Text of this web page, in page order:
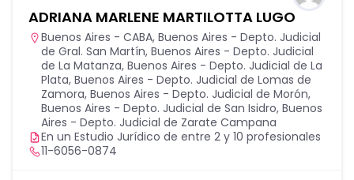
ADRIANA MARLENE MARTILOTTA LUGO
Buenos Aires - CABA, Buenos Aires - Depto. Judicial
de Gral. San Martín, Buenos Aires - Depto. Judicial
de La Matanza, Buenos Aires - Depto. Judicial de La
Plata, Buenos Aires - Depto. Judicial de Lomas de
Zamora, Buenos Aires - Depto. Judicial de Morón,
Buenos Aires - Depto. Judicial de San Isidro, Buenos
Aires - Depto. Judicial de Zarate Campana
En un Estudio Jurídico de entre 2 y 10 profesionales
11-6056-0874